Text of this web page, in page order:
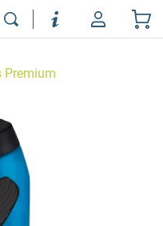
Premium